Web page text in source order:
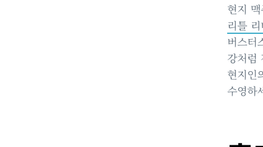
현지
리틀
버스터
강처럼
현지
수영하